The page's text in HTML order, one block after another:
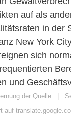
auf als
in der
New York
sich
und
der Quelle
auf